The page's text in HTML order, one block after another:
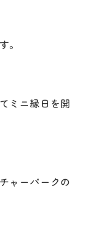
。
ミニ縁日を開
ャーパークの